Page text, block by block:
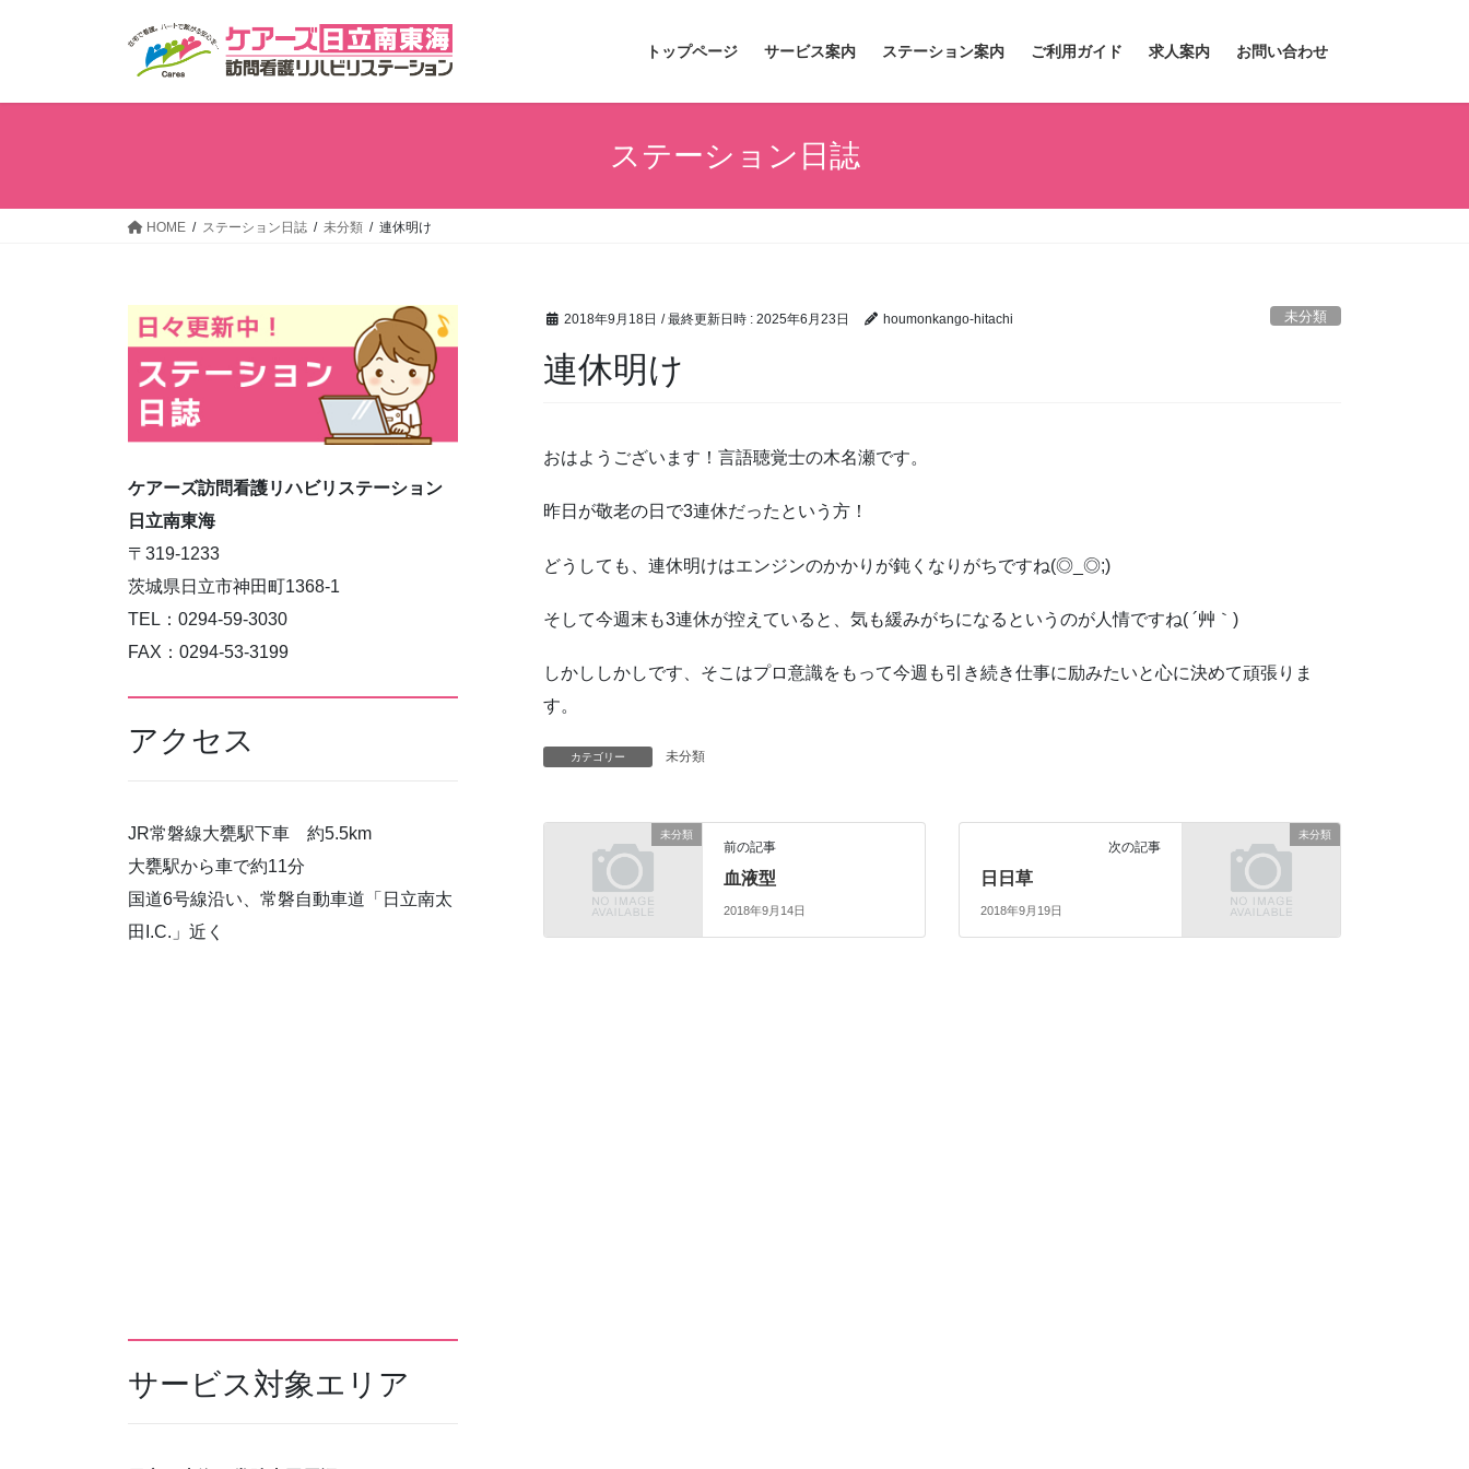
トップページ サービス案内 ステーション案内 ご利用ガイド 求人案内 お問い合わせ
ステーション日誌
HOME ステーション日誌 未分類 連休明け
2018年9月18日 / 最終更新日時 : 2025年6月23日 houmonkango-hitachi 未分類
連休明け
おはようございます！言語聴覚士の木名瀬です。
昨日が敬老の日で3連休だったという方！
どうしても、連休明けはエンジンのかかりが鈍くなりがちですね(◎_◎;)
そして今週末も3連休が控えていると、気も緩みがちになるというのが人情ですね( ´艸｀)
しかししかしです、そこはプロ意識をもって今週も引き続き仕事に励みたいと心に決めて頑張りま
す。
カテゴリー 未分類
未分類
前の記事
血液型
2018年9月14日
未分類
次の記事
日日草
2018年9月19日
ケアーズ訪問看護リハビリステーション
日立南東海
〒319-1233
茨城県日立市神田町1368-1
TEL：0294-59-3030
FAX：0294-53-3199
アクセス
JR常磐線大甕駅下車 約5.5km
大甕駅から車で約11分
国道6号線沿い、常磐自動車道「日立南太
田I.C.」近く
サービス対象エリア